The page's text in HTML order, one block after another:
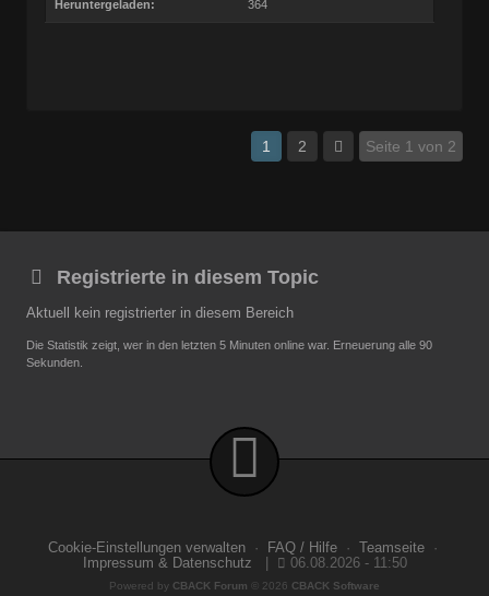
Heruntergeladen: 364
1 2 Seite 1 von 2
Registrierte in diesem Topic
Aktuell kein registrierter in diesem Bereich
Die Statistik zeigt, wer in den letzten 5 Minuten online war. Erneuerung alle 90
Sekunden.
Cookie-Einstellungen verwalten· FAQ / Hilfe· Teamseite·
Impressum & Datenschutz
06.08.2026 - 11:50
Powered by CBACK Forum © 2026 CBACK Software